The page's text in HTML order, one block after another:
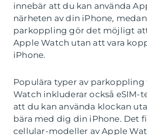
innebär att du kan använda
närheten av din iPhone,
parkoppling gör det möjligt
Apple Watch utan att vara
iPhone.
Populära typer av parkoppling
Watch inkluderar också eSIM-
att du kan använda klockan
bära med dig din iPhone. Det
cellular-modeller av Apple